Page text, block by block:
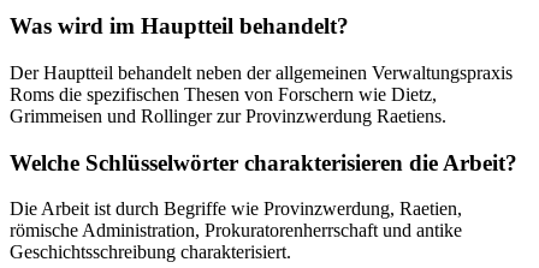
Was wird im Hauptteil behandelt?
Der Hauptteil behandelt neben der allgemeinen Verwaltungspraxis
Roms die spezifischen Thesen von Forschern wie Dietz,
Grimmeisen und Rollinger zur Provinzwerdung Raetiens.
Welche Schlüsselwörter charakterisieren die Arbeit?
Die Arbeit ist durch Begriffe wie Provinzwerdung, Raetien,
römische Administration, Prokuratorenherrschaft und antike
Geschichtsschreibung charakterisiert.